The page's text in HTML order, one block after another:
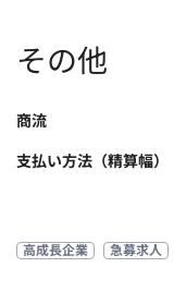
その他
商流
支払い方法（精算幅）
高成長企業 急募求人